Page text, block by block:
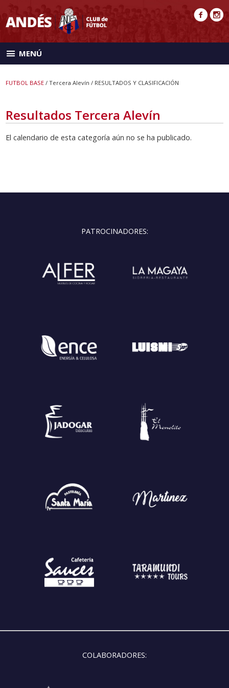
MENÚ
FUTBOL BASE / Tercera Alevín / RESULTADOS Y CLASIFICACIÓN
Resultados Tercera Alevín
El calendario de esta categoría aún no se ha publicado.
PATROCINADORES:
COLABORADORES: